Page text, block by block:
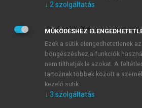
Kérek értesítést az Akadémiai Kiadó
Adatkezelési tájékoztatóban
veszem és elfogadom.
Általános vásárlási feltételeket,
mersz.huoldalak
tudomásul veszem és elfogadom.
KIPRÓBÁLOM
↓ 2 szolgáltatás
MŰKÖDÉSHEZ
Ezek a sütik elengedhetetlenek
böngészéshez,a funkciók
nem tilthatják le azokat. A
tartoznak többek között a
kezelő sütik.
↓ 3 szolgáltatás